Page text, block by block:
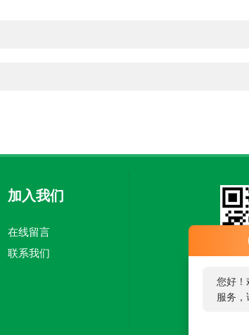
您好！
服务，
加入我们
在线留言
联系我们